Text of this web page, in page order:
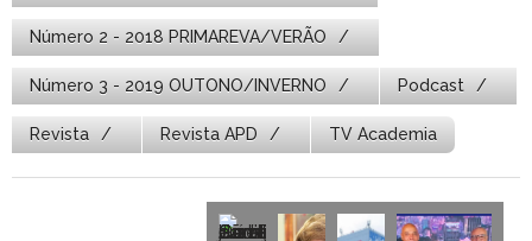
Número 2 - 2018 PRIMAREVA/VERÃO
Número 3 - 2019 OUTONO/INVERNO Podcast
Revista Revista APD TV Academia